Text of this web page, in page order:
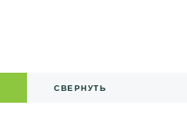
СВЕРНУТЬ